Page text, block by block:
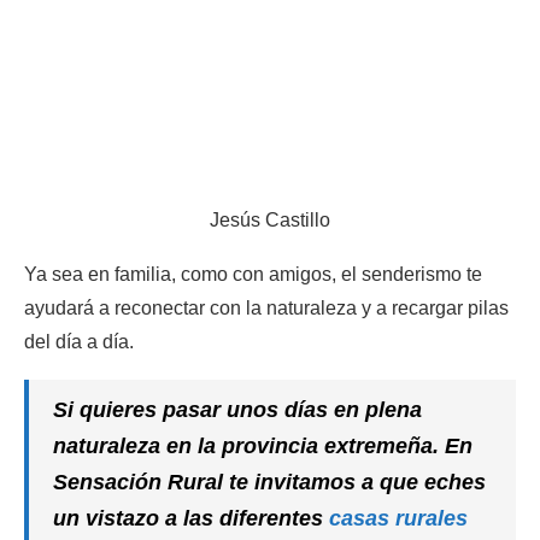
Jesús Castillo
Ya sea en familia, como con amigos, el senderismo te
ayudará a reconectar con la naturaleza y a recargar pilas
del día a día.
Si quieres pasar unos días en plena
naturaleza en la provincia extremeña. En
Sensación Rural te invitamos a que eches
un vistazo a las diferentes casas rurales